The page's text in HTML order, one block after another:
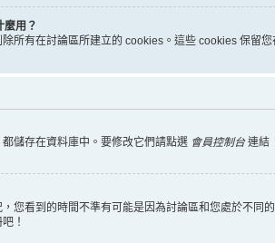
麼用？
除所有在討論區所建立的 cookies。這些 cookies 保留
儲存在資料庫中。要修改它們請點選 會員控制台連結
您看到的時間不準有可能是因為討論區和您處於不
！